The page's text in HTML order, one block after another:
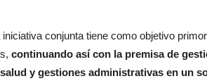
conjunta tiene como objetivo
continuando así con la premisa de
y gestiones administrativas en un